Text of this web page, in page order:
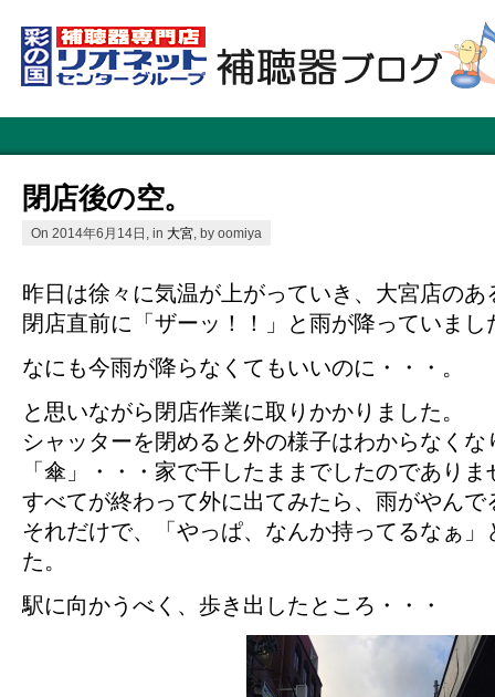
閉店後の空。
On 2014年6月14日, in 大宮 , by oomiya
昨日は徐々に気温が上がっていき、大宮店のあ
閉店直前に「ザーッ！！」と雨が降っていまし
なにも今雨が降らなくてもいいのに・・・。
と思いながら閉店作業に取りかかりました。
シャッターを閉めると外の様子はわからなくな
「傘」・・・家で干したままでしたのでありま
すべてが終わって外に出てみたら、雨がやん
それだけで、「やっぱ、なんか持ってるなぁ
た。
駅に向かうべく、歩き出したところ・・・